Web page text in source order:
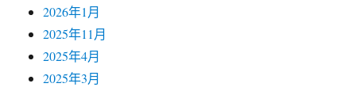
2026年1月
2025年11月
2025年4月
2025年3月